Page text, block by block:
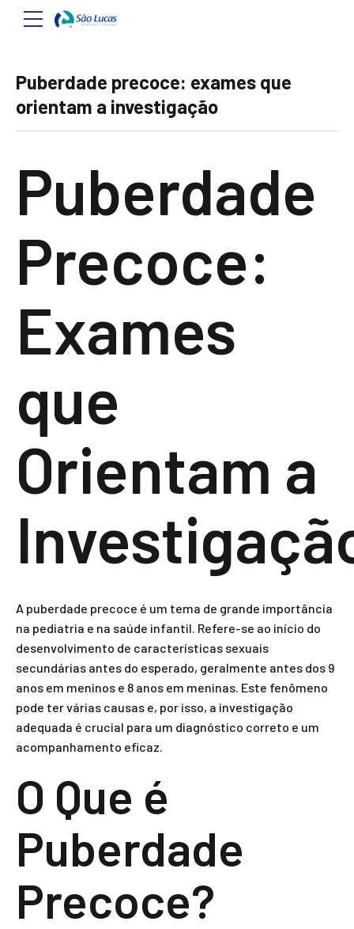
Puberdade precoce: exames que
orientam a investigação
Puberdade
Precoce:
Exames
que
Orientam a
A puberdade precoce é um tema de grande importância
na pediatria e na saúde infantil. Refere-se ao início do
desenvolvimento de características sexuais
secundárias antes do esperado, geralmente antes dos 9
anos em meninos e 8 anos em meninas. Este fenômeno
pode ter várias causas e, por isso, a investigação
adequada é crucial para um diagnóstico correto e um
acompanhamento eficaz.
O Que é
Puberdade
Precoce?